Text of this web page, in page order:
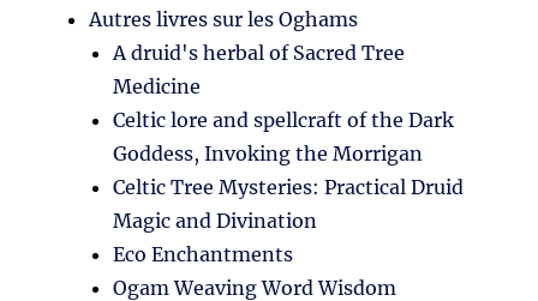
Autres livres sur les Oghams
A druid's herbal of Sacred Tree
Medicine
Celtic lore and spellcraft of the Dark
Goddess, Invoking the Morrigan
Celtic Tree Mysteries: Practical Druid
Magic and Divination
Eco Enchantments
Ogam Weaving Word Wisdom